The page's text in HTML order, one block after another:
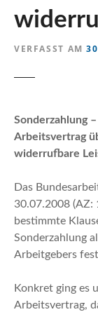
VERFASST AM
Sonderzahlung
Arbeitsvertrag
widerrufbare
Das
30.07.2008 (AZ:
bestimmte
Sonderzahlung
Arbeitgebers
Konkret ging es
Arbeitsvertrag,